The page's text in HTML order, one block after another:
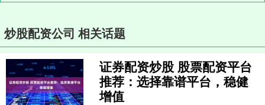
炒股配资公司 相关话题
证券配资炒股 股票配资平台
推荐：选择靠谱平台，稳健
增值